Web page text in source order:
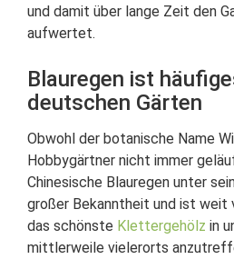
und damit über lange Zeit den
aufwertet.
Blauregen ist
deutschen Gärten
Obwohl der botanische Name
Hobbygärtner nicht immer
Chinesische Blauregen unter
großer Bekanntheit und ist weit
das schönste Klettergehölz in
mittlerweile vielerorts